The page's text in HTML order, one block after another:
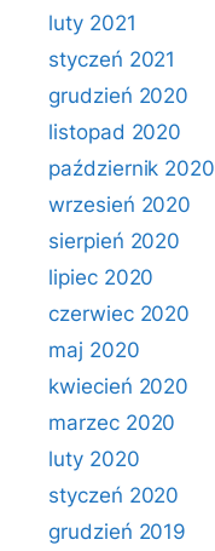
luty 2021
styczeń 2021
grudzień 2020
listopad 2020
październik 2020
wrzesień 2020
sierpień 2020
lipiec 2020
czerwiec 2020
maj 2020
kwiecień 2020
marzec 2020
luty 2020
styczeń 2020
grudzień 2019